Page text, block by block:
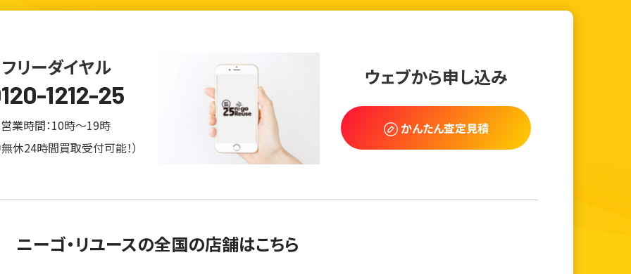
フリーダイヤル
1212-25
営業時間：10時～19時
休24時間買取受付可能！）
ウェブから申し込み
かんたん査定見積
ニーゴ・リユースの全国の店舗はこちら